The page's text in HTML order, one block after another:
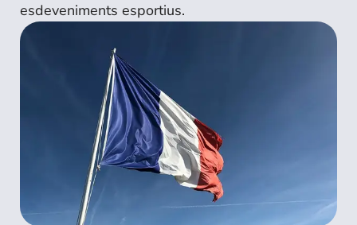
esdeveniments esportius.